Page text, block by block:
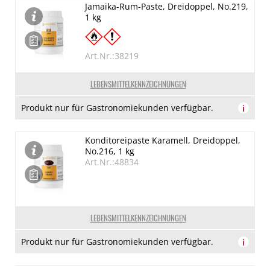
LEBENSMITTELKENNZEICHNUNGEN
Jamaika-Rum-Paste, Dreidoppel, No.219,
1 kg
Art.Nr.:38219
Produkt nur für Gastronomiekunden verfügbar. i
LEBENSMITTELKENNZEICHNUNGEN
Konditoreipaste Karamell, Dreidoppel,
No.216, 1 kg
Art.Nr.:48834
Produkt nur für Gastronomiekunden verfügbar. i